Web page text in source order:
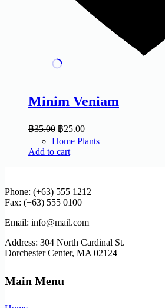
Minim Veniam
฿35.00 ฿25.00
Home Plants
Add to cart
Phone: (+63) 555 1212
Fax: (+63) 555 0100
Email: info@mail.com
Address: 304 North Cardinal St.
Dorchester Center, MA 02124
Main Menu